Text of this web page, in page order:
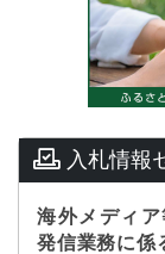
入札情報
海外メディ
発信業務に係